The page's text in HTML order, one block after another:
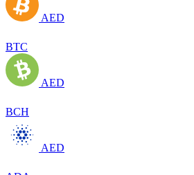
AED
BTC
AED
BCH
AED